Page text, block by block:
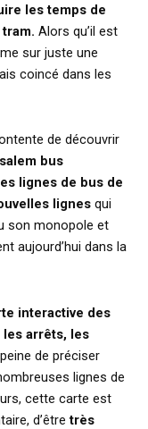
les temps de
Alors qu’il est
sur juste une
coincé dans les
de découvrir
bus
lignes de bus de
lignes qui
son monopole et
aujourd’hui dans la
interactive des
arrêts, les
de préciser
lignes de
cette carte est
d’être très